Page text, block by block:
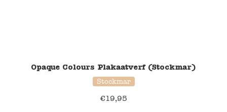
Opaque Colours Plakaatverf (Stockmar)
Stockmar
€19,95